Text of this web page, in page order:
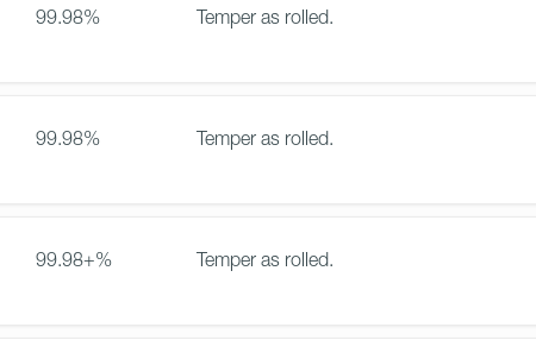
99.98% Temper as rolled.
99.98% Temper as rolled.
99.98+% Temper as rolled.